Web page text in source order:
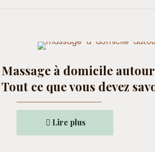
Massage à domicile
Tout ce que vous devez
Lire plus